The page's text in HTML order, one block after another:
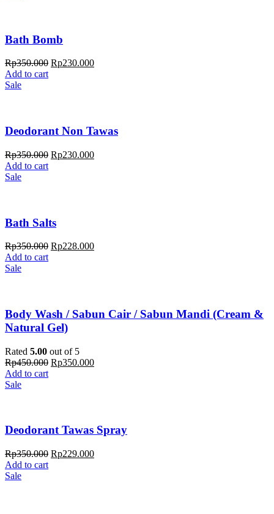
Bath Bomb
Rp350.000 Rp230.000
Add to cart
Sale
Deodorant Non Tawas
Rp350.000 Rp230.000
Add to cart
Sale
Bath Salts
Rp350.000 Rp228.000
Add to cart
Sale
Body Wash / Sabun Cair / Sabun Mandi (Cream &
Natural Gel)
Rated 5.00 out of 5
Rp450.000 Rp350.000
Add to cart
Sale
Deodorant Tawas Spray
Rp350.000 Rp229.000
Add to cart
Sale